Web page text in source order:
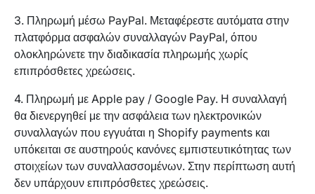
3. Πληρωμή μέσω PayPal. Μεταφέρεστε αυτόματα στην
πλατφόρμα ασφαλών συναλλαγών PayPal, όπου
ολοκληρώνετε την διαδικασία πληρωμής χωρίς
επιπρόσθετες χρεώσεις.
4. Πληρωμή με Apple pay / Google Pay. Η συναλλαγή
θα διενεργηθεί με την ασφάλεια των ηλεκτρονικών
συναλλαγών που εγγυάται η Shopify payments και
υπόκειται σε αυστηρούς κανόνες εμπιστευτικότητας των
στοιχείων των συναλλασσομένων. Στην περίπτωση αυτή
δεν υπάρχουν επιπρόσθετες χρεώσεις.